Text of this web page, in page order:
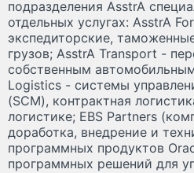
подразделения AsstrA
отдельных услугах: AsstrA
экспедиторские,
грузов; AsstrA Transport -
собственным
Logistics - системы
(SCM), контрактная
логистике; EBS Partners
доработка, внедрение и
программных продуктов
программных решений для